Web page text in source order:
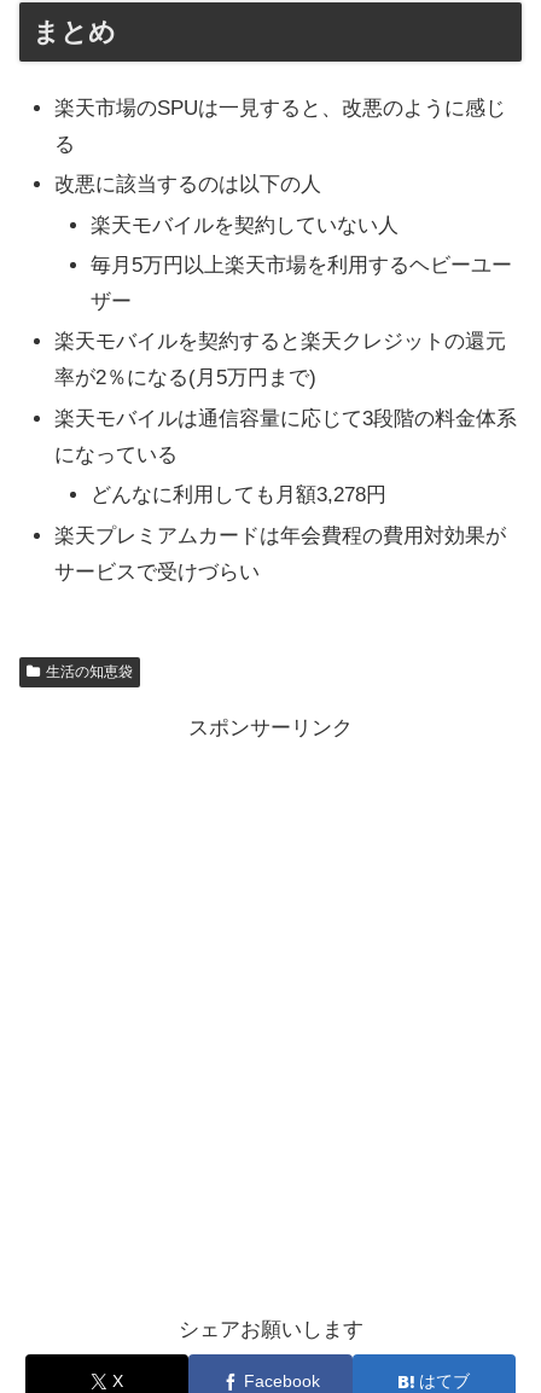
まとめ
楽天市場のSPUは一見すると、改悪のように感じ
る
改悪に該当するのは以下の人
楽天モバイルを契約していない人
毎月5万円以上楽天市場を利用するヘビーユー
ザー
楽天モバイルを契約すると楽天クレジットの還元
率が2％になる(月5万円まで)
楽天モバイルは通信容量に応じて3段階の料金体系
になっている
どんなに利用しても月額3,278円
楽天プレミアムカードは年会費程の費用対効果が
サービスで受けづらい
生活の知恵袋
スポンサーリンク
シェアお願いします
X Facebook はてブ